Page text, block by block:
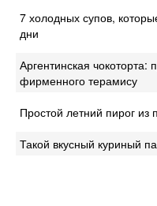
7 холодных супов,
дни
Аргентинская чокоторта:
фирменного терамису
Простой летний пирог из
Такой вкусный куриный